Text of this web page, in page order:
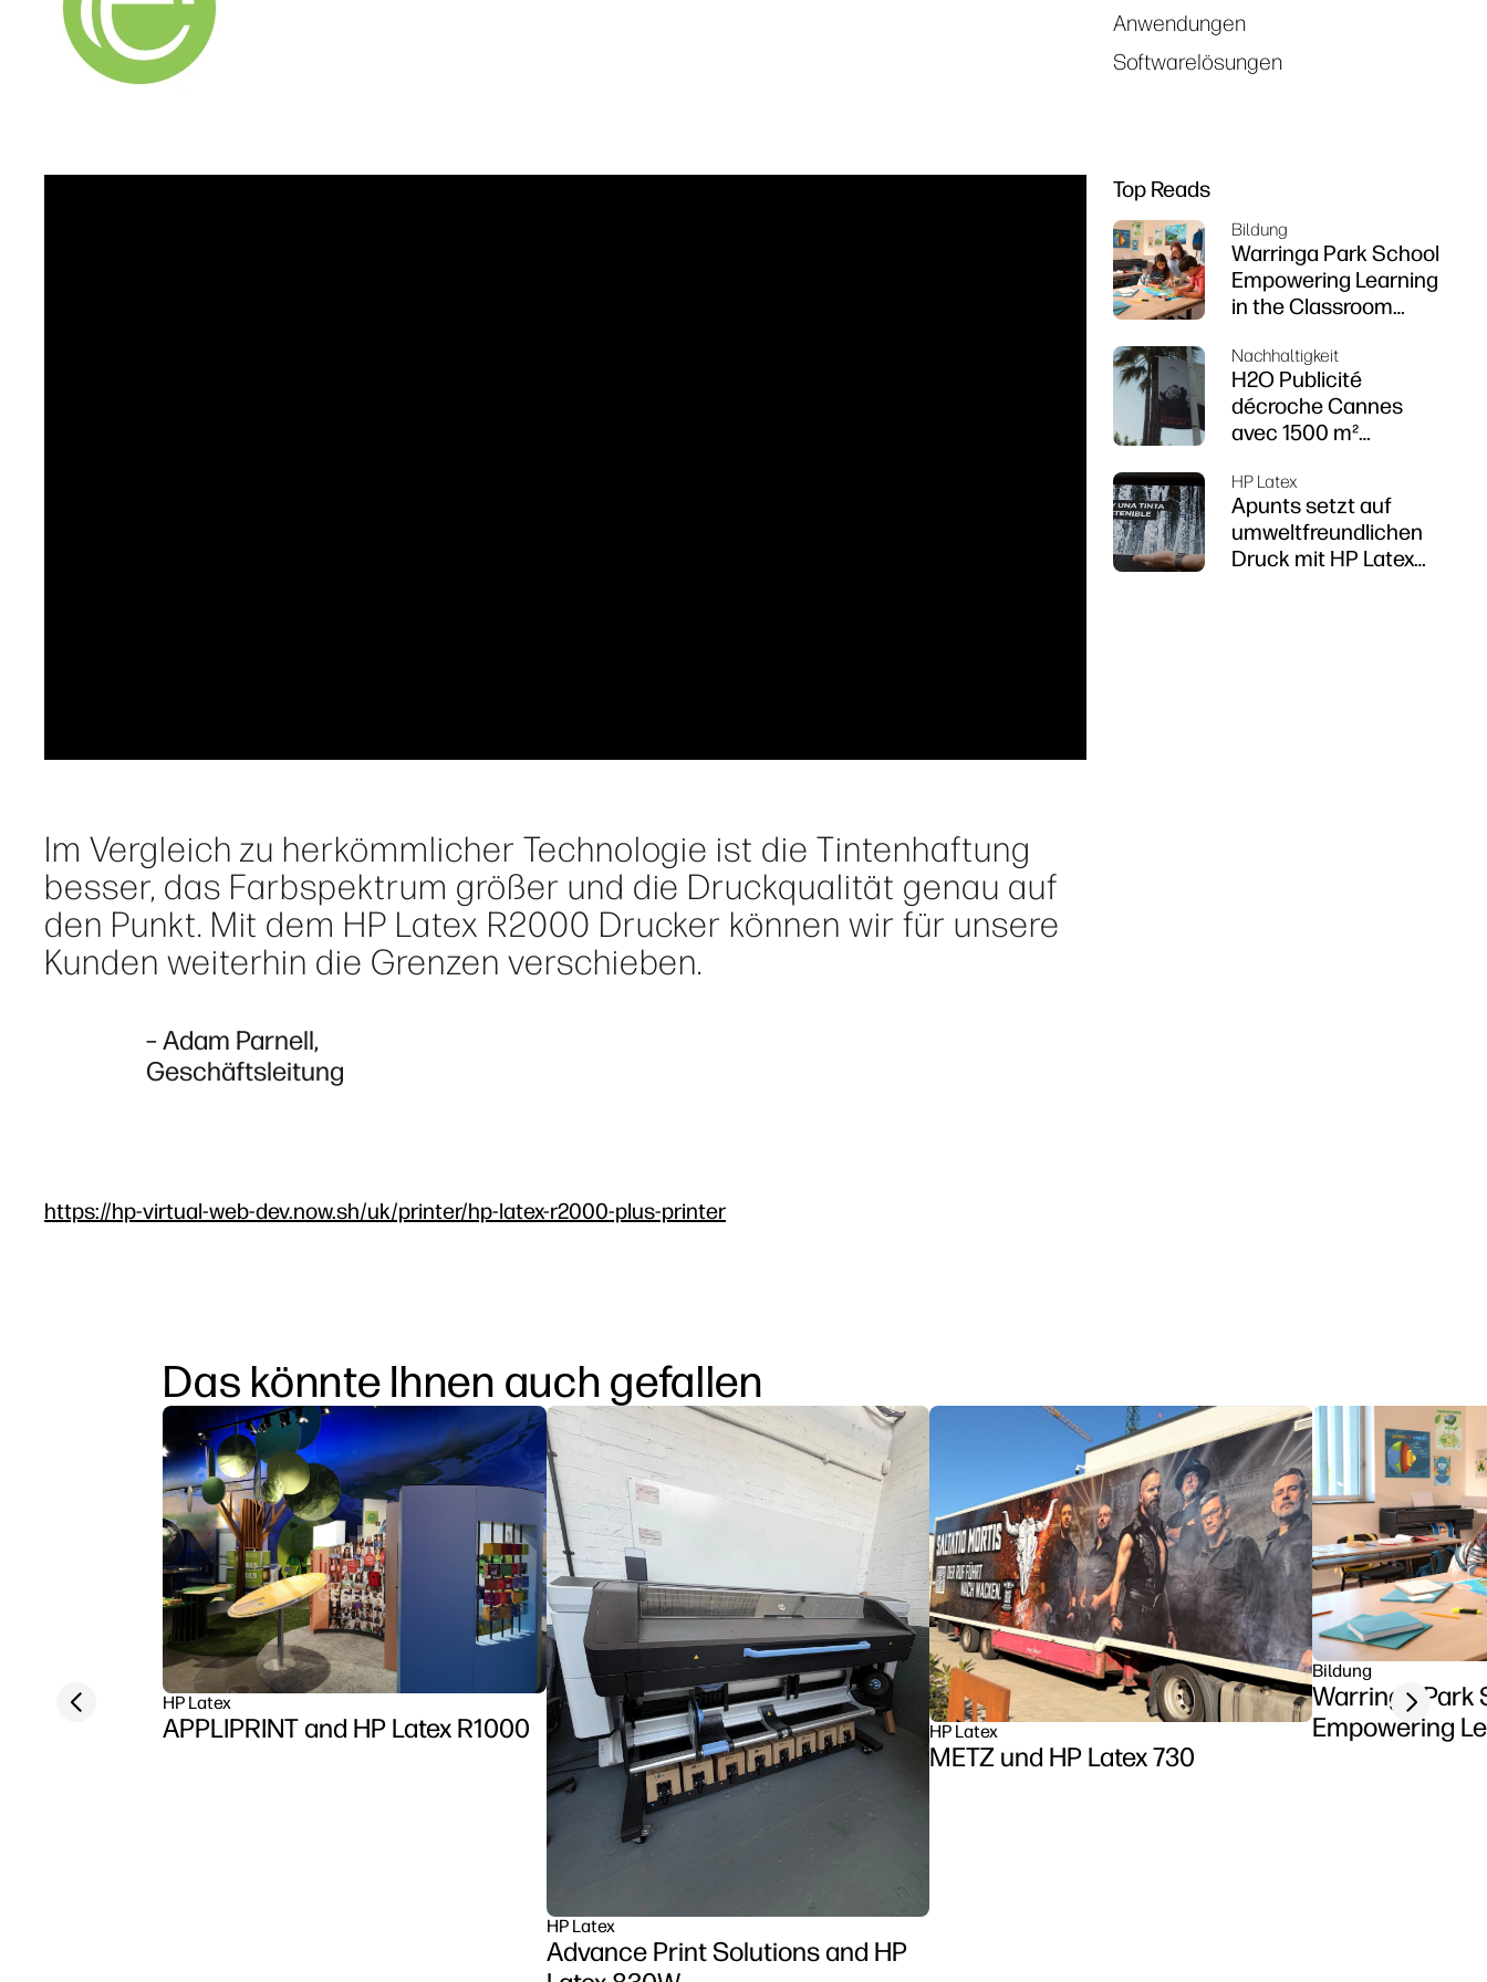
Im Vergleich zu herkömmlicher Technologie ist die Tintenhaftung
besser, das Farbspektrum größer und die Druckqualität genau auf
den Punkt. Mit dem HP Latex R2000 Drucker können wir für unsere
Kunden weiterhin die Grenzen verschieben.
– Adam Parnell,
Geschäftsleitung
https://hp-virtual-web-dev.now.sh/uk/printer/hp-latex-r2000-plus-printer
Anwendungen
Softwarelösungen
Top Reads
Bildung
Warringa Park School
Empowering Learning
in the Classroom
Z6 series printer
Nachhaltigkeit
H2O Publicité
décroche Cannes
avec 1500 m²
durables
HP Latex
Apunts setzt auf
umweltfreundlichen
Druck mit HP Latex
Das könnte Ihnen auch gefallen
HP Latex
APPLIPRINT and HP Latex R1000
HP Latex
Advance Print Solutions and HP
HP Latex
METZ und HP Latex 730
Bildung
Warringa Park
Empowering
Previous slide Next slide